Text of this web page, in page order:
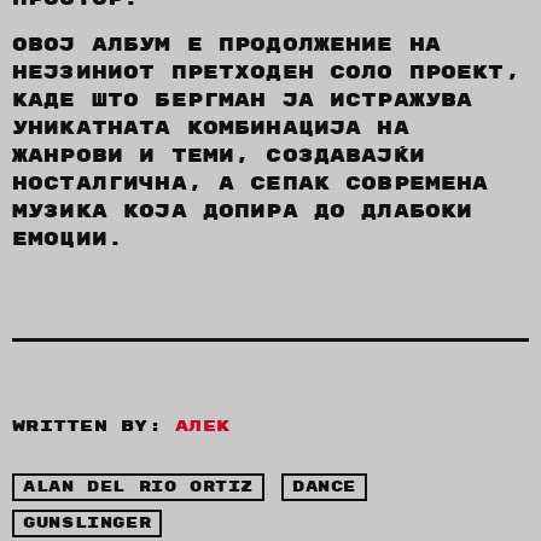
Овој албум е продолжение на
нејзиниот претходен соло проект,
каде што Бергман ја истражува
уникатната комбинација на
жанрови и теми, создавајќи
носталгична, а сепак современа
музика која допира до длабоки
емоции.
Written by:Алек
ALAN DEL RIO ORTIZ
DANCE
GUNSLINGER